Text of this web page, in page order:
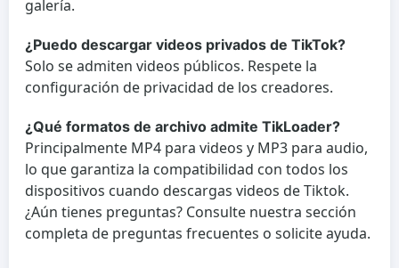
galería.
¿Puedo descargar videos privados de TikTok?
Solo se admiten videos públicos. Respete la
configuración de privacidad de los creadores.
¿Qué formatos de archivo admite TikLoader?
Principalmente MP4 para videos y MP3 para audio,
lo que garantiza la compatibilidad con todos los
dispositivos cuando descargas videos de Tiktok.
¿Aún tienes preguntas? Consulte nuestra sección
completa de preguntas frecuentes o solicite ayuda.